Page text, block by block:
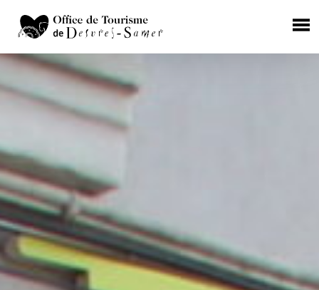
×
HÉBERGEMENTS
Chambres d'Hôtes
Gîtes Ruraux
Aires de camping car
RESTAURATION
Où manger ?